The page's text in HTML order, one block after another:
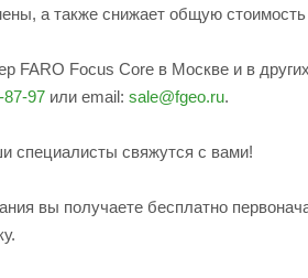
а также снижает общую
FARO Focus Core в Москве и в
87-97 или email: sale@fgeo.ru.
специалисты свяжутся с вами!
вы получаете бесплатно